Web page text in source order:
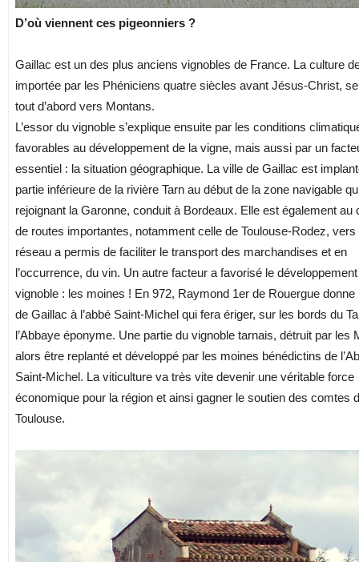
D’où viennent ces pigeonniers ?
Gaillac est un des plus anciens vignobles de France. La culture
importée par les Phéniciens quatre siècles avant Jésus-Christ,
tout d’abord vers Montans.
L’essor du vignoble s’explique ensuite par les conditions
favorables au développement de la vigne, mais aussi par un
essentiel : la situation géographique. La ville de Gaillac est
partie inférieure de la rivière Tarn au début de la zone navigable
rejoignant la Garonne, conduit à Bordeaux. Elle est également au
de routes importantes, notamment celle de Toulouse-Rodez, vers
réseau a permis de faciliter le transport des marchandises et en
l’occurrence, du vin. Un autre facteur a favorisé le
vignoble : les moines ! En 972, Raymond 1er de Rouergue donne
de Gaillac à l’abbé Saint-Michel qui fera ériger, sur les bords du
l’Abbaye éponyme. Une partie du vignoble tarnais, détruit par les
alors être replanté et développé par les moines bénédictins de
Saint-Michel. La viticulture va très vite devenir une véritable force
économique pour la région et ainsi gagner le soutien des comtes
Toulouse.